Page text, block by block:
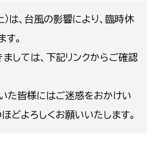
は、台風の影響により、臨時休
。
ましては、下記リンクからご確認
た皆様にはご迷惑をおかけい
どよろしくお願いいたします。